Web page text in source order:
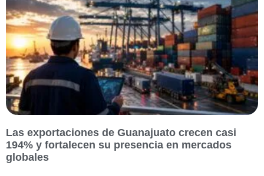
Las exportaciones de Guanajuato crecen casi
194% y fortalecen su presencia en mercados
globales